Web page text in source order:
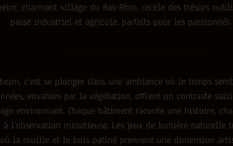
charmant village du Bas-Rhin, recèle des trésors
passé industriel et agricole, parfaits pour les passionnés
c’est se plonger dans une ambiance où le temps
envahies par la végétation, offrent un contraste
environnant. Chaque bâtiment raconte une histoire,
l’observation minutieuse. Les jeux de lumière naturelle
la rouille et le bois patiné prennent une dimension